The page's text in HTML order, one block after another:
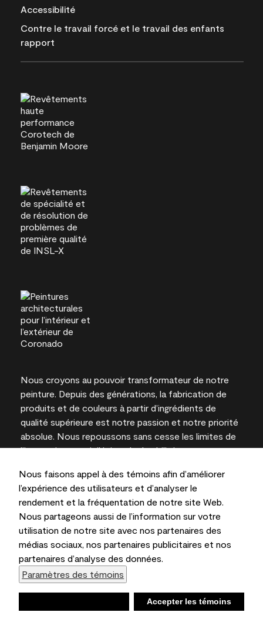
Nous faisons appel à des témoins afin d’améliorer
l’expérience des utilisateurs et d’analyser le
rendement et la fréquentation de notre site Web.
Nous partageons aussi de l’information sur votre
utilisation de notre site avec nos partenaires des
médias sociaux, nos partenaires publicitaires et nos
partenaires d’analyse des données.
Paramètres des témoins
Accepter les témoins
Accessibilité
Contre le travail forcé et le travail des enfants
rapport
Nous croyons au pouvoir transformateur de notre
peinture. Depuis des générations, la fabrication de
produits et de couleurs à partir d’ingrédients de
qualité supérieure est notre passion et notre priorité
absolue. Nous repoussons sans cesse les limites de
l’innovation et privilégions la durabilité pour
l’expertise locale.
Les couleurs représentées à l’écran et sur les
documents imprimés peuvent différer des couleurs
en contenant.